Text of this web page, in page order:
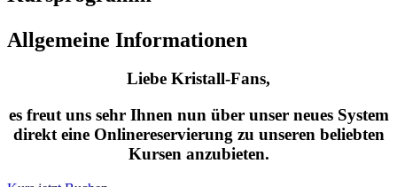
Allgemeine Informationen
Liebe Kristall-Fans,
es freut uns sehr Ihnen nun über unser neues System
direkt eine Onlinereservierung zu unseren beliebten
Kursen anzubieten.